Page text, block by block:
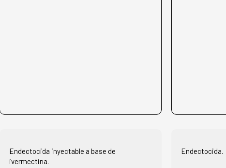
Endectocida inyectable a base de
ivermectina.
Endectocida.